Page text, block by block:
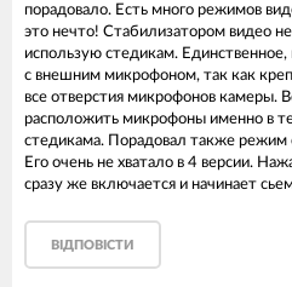
порадовало. Есть много режимов
это нечто! Стабилизатором видео не
использую стедикам.
с внешним микрофоном, так как
все отверстия микрофонов камеры.
расположить микрофоны именно в
стедикама. Порадовал также режим
Его очень не хватало в 4 версии.
сразу же включается и начинает
ВІДПОВІСТИ